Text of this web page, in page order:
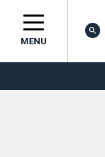
MENU